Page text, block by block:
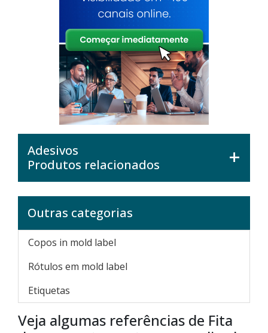
Adesivos
Produtos relacionados
Outras categorias
Copos in mold label
Rótulos em mold label
Etiquetas
Veja algumas referências de Fita